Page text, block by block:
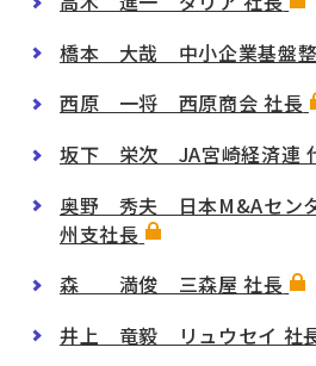
橋本 大哉 中小企業基盤整
西原 一将 西原商会 社長
坂下 栄次 JA宮崎経済連
奥野 秀夫 日本M&Aセン
州支社長
森 満俊 三森屋 社長
井上 竜毅 リュウセイ 社